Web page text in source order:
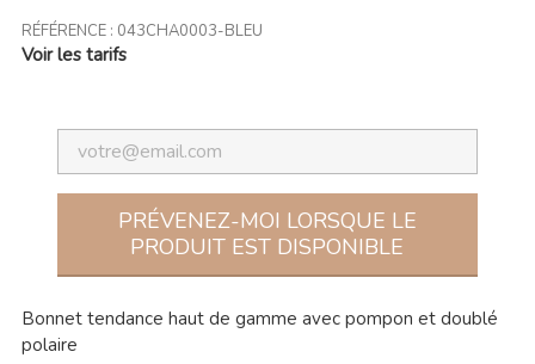
RÉFÉRENCE : 043CHA0003-BLEU
Voir les tarifs
PRÉVENEZ-MOI LORSQUE LE
PRODUIT EST DISPONIBLE
Bonnet tendance haut de gamme avec pompon et doublé
polaire